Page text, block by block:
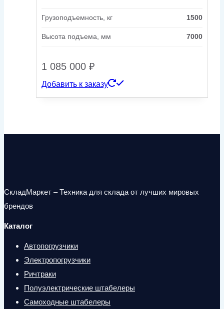
Грузоподъемность, кг 1500
Высота подъема, мм 7000
1 085 000 ₽
Добавить к заказу
СкладМаркет – Техника для склада от лучших мировых
брендов
Каталог
Автопогрузчики
Электропогрузчики
Ричтраки
Полуэлектрические штабелеры
Самоходные штабелеры